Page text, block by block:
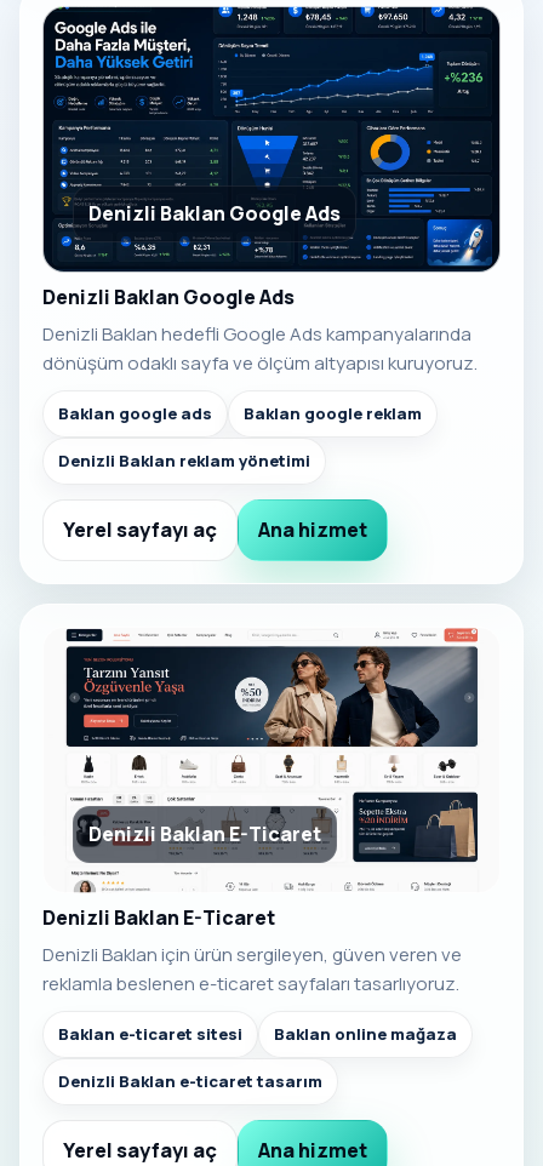
Denizli Baklan Google Ads
Denizli Baklan Google Ads
Denizli Baklan hedefli Google Ads kampanyalarında
dönüşüm odaklı sayfa ve ölçüm altyapısı kuruyoruz.
Baklan google ads Baklan google reklam
Denizli Baklan reklam yönetimi
Yerel sayfayı aç Ana hizmet
Denizli Baklan E-Ticaret
Denizli Baklan E-Ticaret
Denizli Baklan için ürün sergileyen, güven veren ve
reklamla beslenen e-ticaret sayfaları tasarlıyoruz.
Baklan e-ticaret sitesi Baklan online mağaza
Denizli Baklan e-ticaret tasarım
Yerel sayfayı aç Ana hizmet